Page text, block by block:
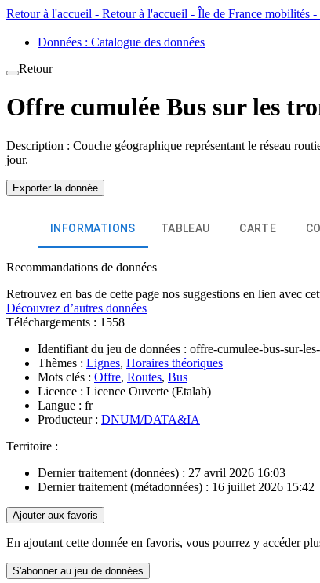
Retour à l'accueil - Retour à l'accueil - Île de France
Données : Catalogue des données
Retour
Offre cumulée Bus sur les
Description : Couche géographique représentant le réseau
jour.​
Exporter la donnée
INFORMATIONS TABLEAU CARTE
Recommandations de données
Retrouvez en bas de cette page nos suggestions en lien avec
Découvrez d’autres données
Téléchargements : 1558
Identifiant du jeu de données : offre-cumulee-bus-sur-
Thèmes : Lignes, Horaires théoriques
Mots clés : Offre, Routes, Bus
Licence : Licence Ouverte (Etalab)
Langue : fr
Producteur : DNUM/DATA&IA
Territoire :
Dernier traitement (données) : 27 avril 2026 16:03
Dernier traitement (métadonnées) : 16 juillet 2026 15:42
Ajouter aux favoris
En ajoutant cette donnée en favoris, vous pourrez y accéder
S'abonner au jeu de données